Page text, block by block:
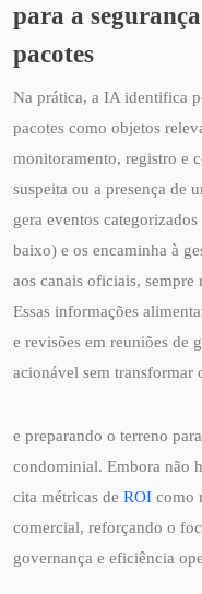
para a
pacotes
Na prática, a IA identifica
pacotes como objetos
monitoramento, registro e
suspeita ou a presença de
gera eventos
baixo) e os encaminha à
aos canais oficiais,
Essas informações
e revisões em reuniões de
acionável sem transformar
e preparando o terreno
condominial. Embora não
cita métricas de ROI como
comercial, reforçando o
governança e eficiência